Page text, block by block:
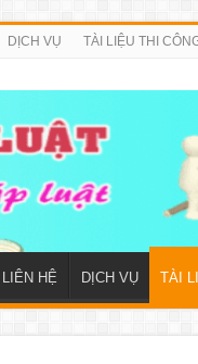
DỊCH VỤ TÀI LIỆU THI
LIÊN HỆ DỊCH VỤ TÀI